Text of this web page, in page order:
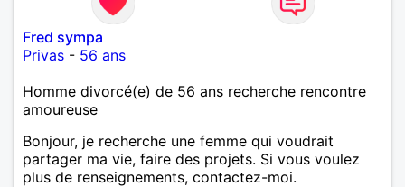
Fred sympa
Privas - 56 ans
Homme divorcé(e) de 56 ans recherche rencontre
amoureuse
Bonjour, je recherche une femme qui voudrait
partager ma vie, faire des projets. Si vous voulez
plus de renseignements, contactez-moi.